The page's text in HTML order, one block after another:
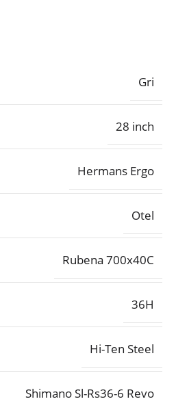
Gri
28 inch
Hermans Ergo
Otel
Rubena 700x40C
36H
Hi-Ten Steel
Shimano Sl-Rs36-6 Revo